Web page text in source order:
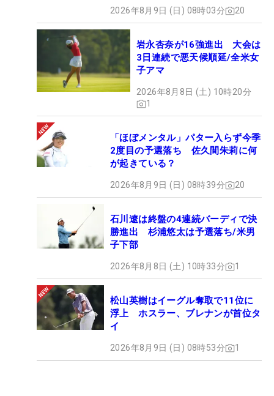
2026年8月9日 (日) 08時03分 20
岩永杏奈が16強進出 大会は
3日連続で悪天候順延/全米女
子アマ
2026年8月8日 (土) 10時20分
1
「ほぼメンタル」パター入らず今季
2度目の予選落ち 佐久間朱莉に何
が起きている？
2026年8月9日 (日) 08時39分 20
石川遼は終盤の4連続バーディで決
勝進出 杉浦悠太は予選落ち/米男
子下部
2026年8月8日 (土) 10時33分 1
松山英樹はイーグル奪取で11位に
浮上 ホスラー、ブレナンが首位タ
イ
2026年8月9日 (日) 08時53分 1